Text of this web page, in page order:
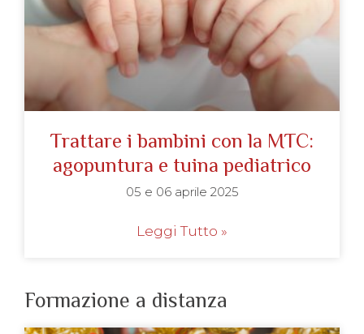
Trattare i bambini con la MTC:
agopuntura e tuina pediatrico
05 e 06 aprile 2025
Leggi Tutto »
Formazione a distanza